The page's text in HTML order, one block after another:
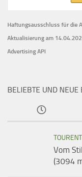
Haftungsausschluss für die
Aktualisierung am
Advertising API
BELIEBTE UND NEUE
Vom
(3094